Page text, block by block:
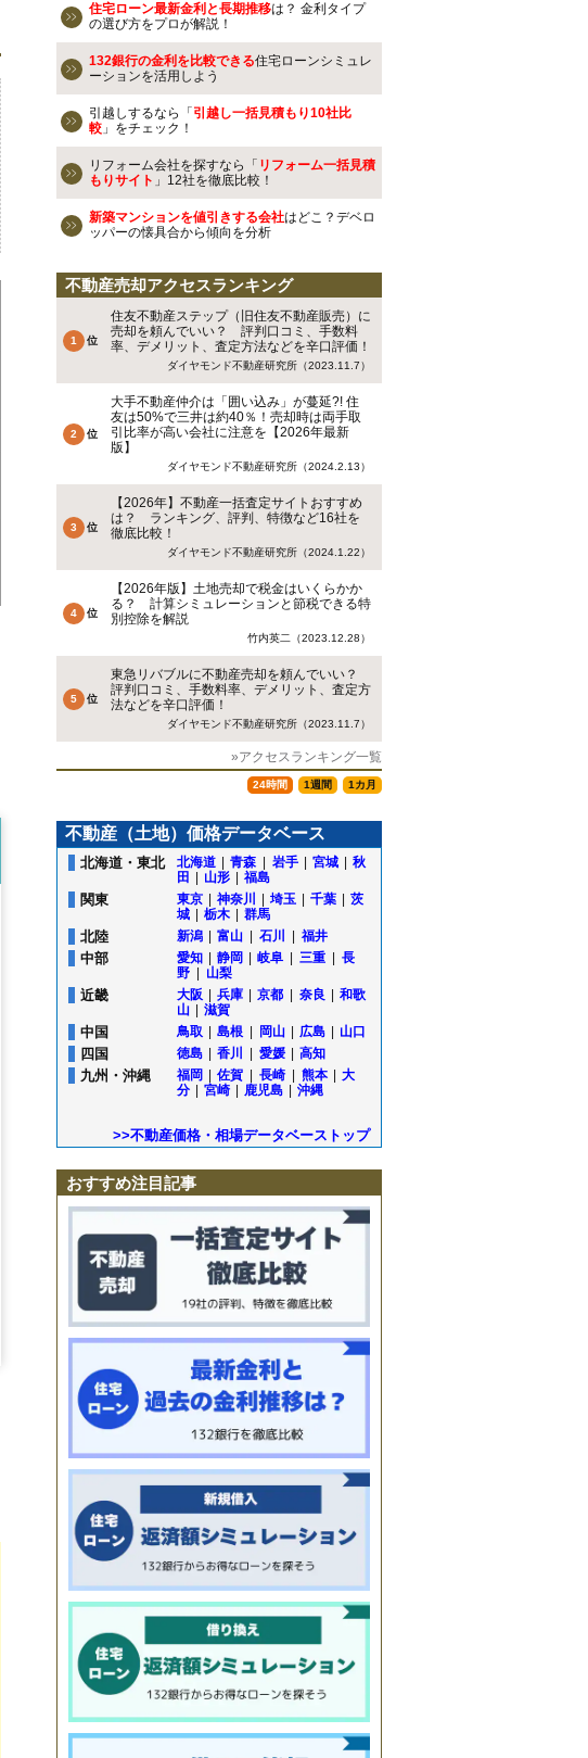
住宅ローン最新金利と長期推移は？ 金利タイプ
の選び方をプロが解説！
132銀行の金利を比較できる住宅ローンシミュレ
ーションを活用しよう
引越しするなら「 引越し一括見積もり10社比
較 」をチェック！
リフォーム会社を探すなら「 リフォーム一括見積
もりサイト 」12社を徹底比較！
新築マンションを値引きする会社はどこ？デベロ
ッパーの懐具合から傾向を分析
不動産売却アクセスランキング
住友不動産ステップ（旧住友不動産販売）に
売却を頼んでいい？ 評判口コミ、手数料
率、デメリット、査定方法などを辛口評価！
ダイヤモンド不動産研究所（2023.11.7）
大手不動産仲介は「囲い込み」が蔓延?! 住
友は50%で三井は約40％！売却時は両手取
引比率が高い会社に注意を【2026年最新
版】
ダイヤモンド不動産研究所（2024.2.13）
【2026年】不動産一括査定サイトおすすめ
は？ ランキング、評判、特徴など16社を
徹底比較！
ダイヤモンド不動産研究所（2024.1.22）
【2026年版】土地売却で税金はいくらかか
る？ 計算シミュレーションと節税できる特
別控除を解説
竹内英二（2023.12.28）
東急リバブルに不動産売却を頼んでいい？
評判口コミ、手数料率、デメリット、査定方
法などを辛口評価！
ダイヤモンド不動産研究所（2023.11.7）
»アクセスランキング一覧
24時間 1週間 1カ月
不動産（土地）価格データベース
北海道・東北 北海道 青森 岩手 宮城
秋
田
山形 福島
関東 東京 神奈川 埼玉 千葉
茨
城
栃木 群馬
北陸 新潟 富山 石川 福井
中部 愛知 静岡 岐阜 三重
長
野
山梨
近畿 大阪 兵庫 京都 奈良
和歌
山
滋賀
中国 鳥取 島根 岡山 広島 山口
四国 徳島 香川 愛媛 高知
九州・沖縄 福岡 佐賀 長崎 熊本
大
分
宮崎 鹿児島 沖縄
>>不動産価格・相場データベーストップ
おすすめ注目記事